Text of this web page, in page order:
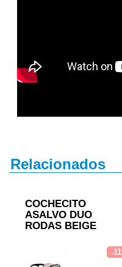
Relacionados
COCHECITO
ASALVO DUO
RODAS BEIGE
-